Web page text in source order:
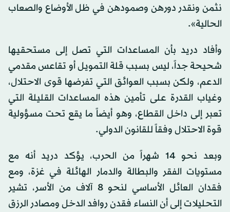
نثمن ونقدر دورهن وصمودهن في ظل الأوضاع والصعاب
الحالية».
وأفاد دريد بأن المساعدات التي تصل إلى مستحقيها
شحيحة جداً، ليس بسبب قلة التمويل أو تقاعس مقدمي
الدعم، ولكن بسبب العوائق التي تفرضها قوى الاحتلال،
وغياب القدرة على تأمين هذه المساعدات القليلة التي
تعبر إلى داخل القطاع، وهو أيضاً ما يقع تحت مسؤولية
قوة الاحتلال وفقاً للقانون الدولي.
وبعد نحو 14 شهراً من الحرب، يؤكد دريد أنه مع
مستويات الفقر والبطالة والدمار الهائلة في غزة، ومع
فقدان العائل الأساسي لنحو 8 آلاف من الأسر، تشير
التحليلات إلى أن النساء فقدن روافد الدخل ومصادر الرزق